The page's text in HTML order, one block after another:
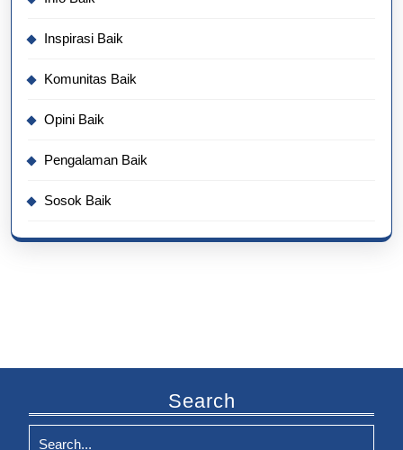
Inspirasi Baik
Komunitas Baik
Opini Baik
Pengalaman Baik
Sosok Baik
Search